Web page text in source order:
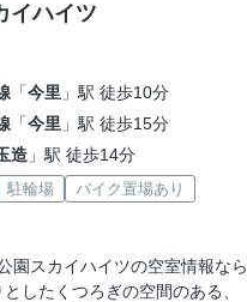
イハイツ
「今里 」駅 徒歩10分
「今里 」駅 徒歩15分
造」駅 徒歩14分
駐輪場
バイク置場あり
園スカイハイツの空室情報なら
したくつろぎの空間のある、